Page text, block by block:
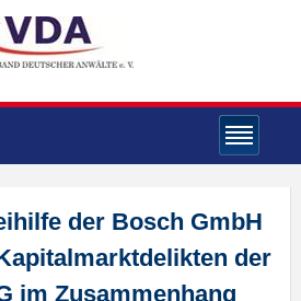
der Bosch GmbH
der
im Zusammenhang